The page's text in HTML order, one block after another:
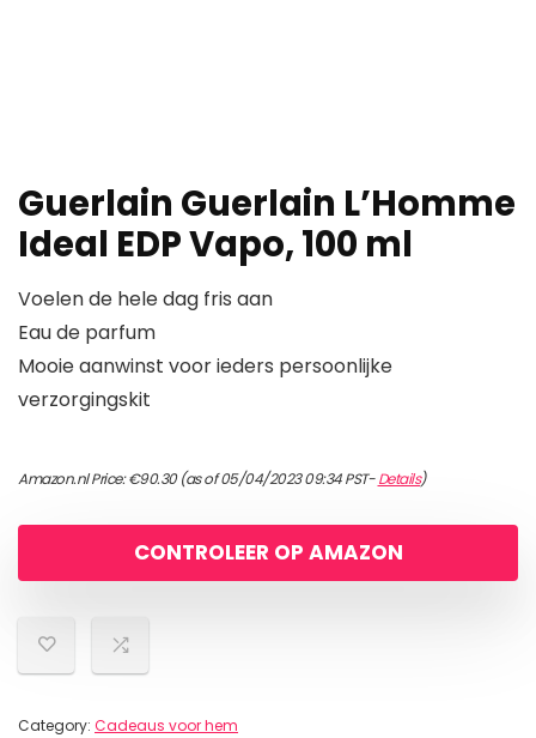
Guerlain Guerlain L’Homme
Ideal EDP Vapo, 100 ml
Voelen de hele dag fris aan
Eau de parfum
Mooie aanwinst voor ieders persoonlijke
verzorgingskit
Amazon.nl Price:€90.30(as of 05/04/2023 09:34 PST-Details)
CONTROLEER OP AMAZON
Category: Cadeaus voor hem